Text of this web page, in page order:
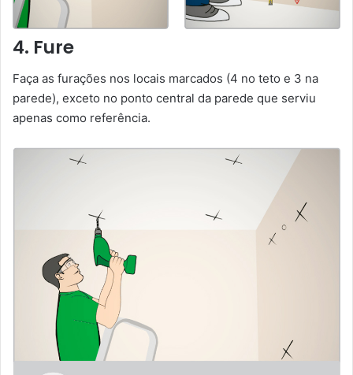
4. Fure
Faça as furações nos locais marcados (4 no teto e 3 na
parede), exceto no ponto central da parede que serviu
apenas como referência.